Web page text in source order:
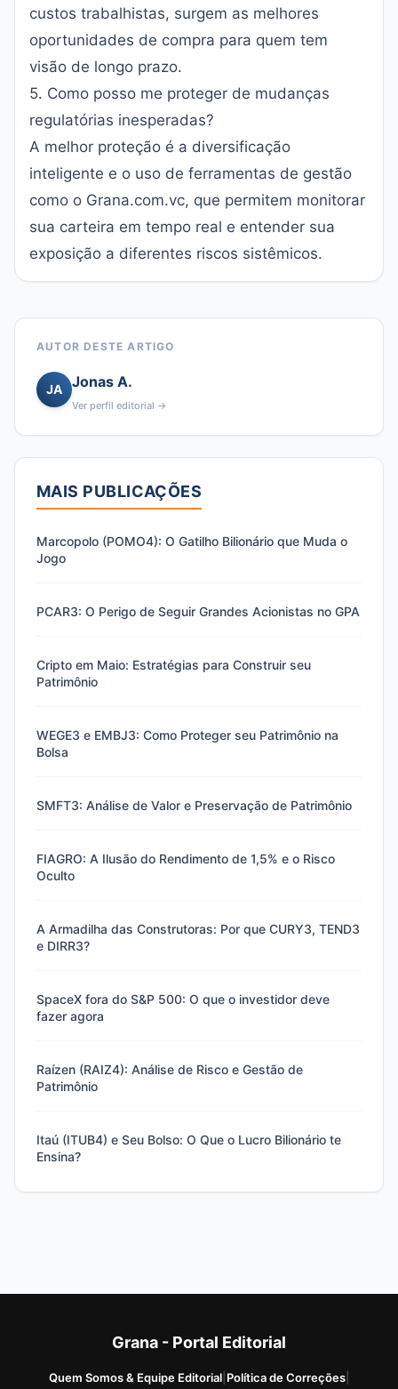
custos trabalhistas, surgem as melhores
oportunidades de compra para quem tem
visão de longo prazo.
5. Como posso me proteger de mudanças
regulatórias inesperadas?
A melhor proteção é a diversificação
inteligente e o uso de ferramentas de gestão
como o Grana.com.vc, que permitem monitorar
sua carteira em tempo real e entender sua
exposição a diferentes riscos sistêmicos.
AUTOR DESTE ARTIGO
JA Jonas A.
Ver perfil editorial →
MAIS PUBLICAÇÕES
Marcopolo (POMO4): O Gatilho Bilionário que Muda o
Jogo
PCAR3: O Perigo de Seguir Grandes Acionistas no GPA
Cripto em Maio: Estratégias para Construir seu
Patrimônio
WEGE3 e EMBJ3: Como Proteger seu Patrimônio na
Bolsa
SMFT3: Análise de Valor e Preservação de Patrimônio
FIAGRO: A Ilusão do Rendimento de 1,5% e o Risco
Oculto
A Armadilha das Construtoras: Por que CURY3, TEND3
e DIRR3?
SpaceX fora do S&P 500: O que o investidor deve
fazer agora
Raízen (RAIZ4): Análise de Risco e Gestão de
Patrimônio
Itaú (ITUB4) e Seu Bolso: O Que o Lucro Bilionário te
Ensina?
Grana - Portal Editorial
Quem Somos & Equipe Editorial| Política de Correções|